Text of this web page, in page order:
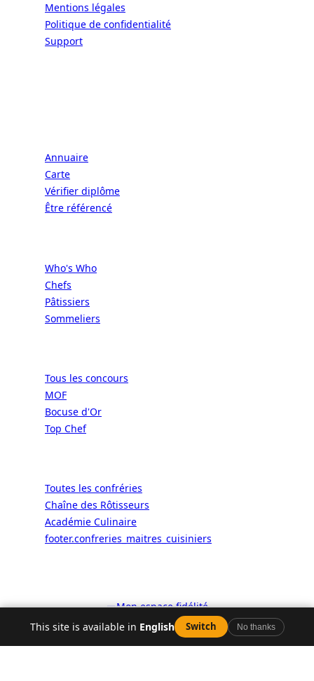
Carte Horaires Y aller Horaires Plus
Mentions légales
Politique de confidentialité
Support
Annuaire
Carte
Vérifier diplôme
Être référencé
Who's Who
Chefs
Pâtissiers
Sommeliers
Tous les concours
MOF
Bocuse d'Or
Top Chef
Toutes les confréries
Chaîne des Rôtisseurs
Académie Culinaire
footer.confreries_maitres_cuisiniers
🎫Mon espace fidélité
Facebook
YouTube
Instagram
LinkedIn
X
WhatsApp
Google
This site is available in English Switch No thanks